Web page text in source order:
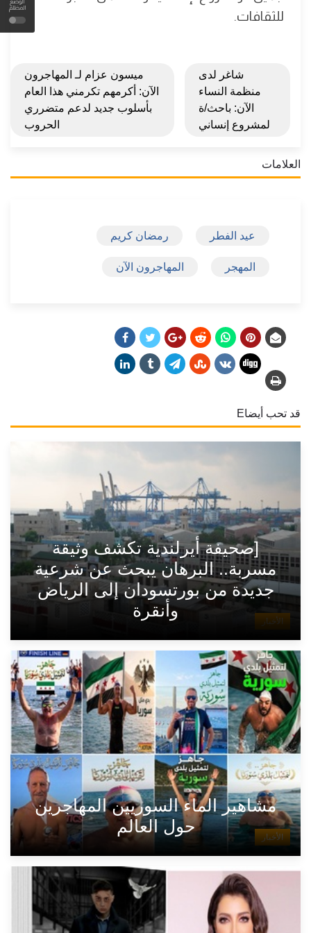
الوضع
المظلم
للثقافات.
شاغر لدى
منظمة النساء
الآن: باحث/ة
لمشروع إنساني
ميسون عزام لـ المهاجرون
الآن: أكرمهم تكرمني هذا العام
بأسلوب جديد لدعم متضرري
الحروب
العلامات
عيد الفطر رمضان كريم
المهجر المهاجرون الآن
قد تحب أيضاE
الأخبار
[صحيفة أيرلندية تكشف وثيقة
مسربة.. البرهان يبحث عن شرعية
جديدة من بورتسودان إلى الرياض
وأنقرة
الأخبار
مشاهير الماء السوريين المهاجرين
حول العالم